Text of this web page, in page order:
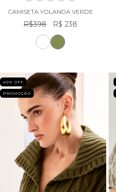
CAMISETA YOLANDA VERDE
R$398 R$ 238
40% OFF
PROMOÇÃO